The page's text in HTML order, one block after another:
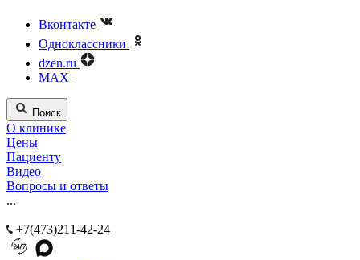
Вконтакте
Одноклассники
dzen.ru
MAX
Поиск
О клинике
Цены
Пациенту
Видео
Вопросы и ответы
...
+7(473)211-42-24